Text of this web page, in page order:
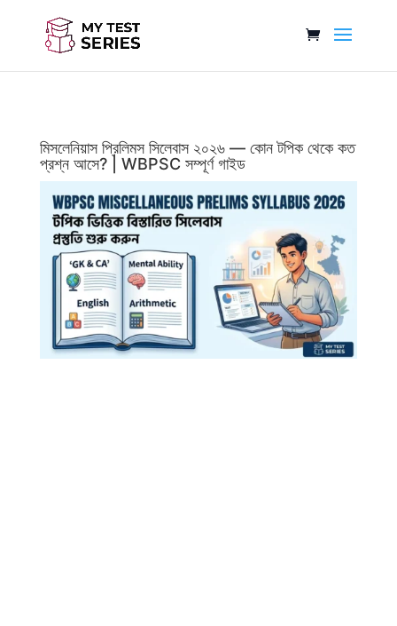
মিসলেনিয়াস প্রিলিমস সিলেবাস ২০২৬ — কোন টপিক থেকে কত
প্রশ্ন আসে? | WBPSC সম্পূর্ণ গাইড